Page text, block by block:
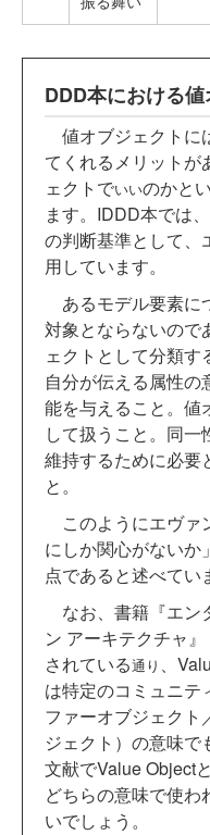
DDD本における
値オブジェクトに
てくれるメリットが
ェクトでいいのかと
ます。IDDD本では
の判断基準として、
用しています。
あるモデル要素に
対象とならないので
ェクトとして分類す
自分が伝える属性
能を与えること。値
して扱うこと。同
維持するために必要
と。
このようにエヴァ
にしか関心がないか
点であると述べてい
なお、書籍『エン
ン アーキテクチャ
されている通り 、
は特定のコミュニテ
ファーオブジェクト
ジェクト）の意味
文献でValue Object
どちらの意味で使
いでしょう。